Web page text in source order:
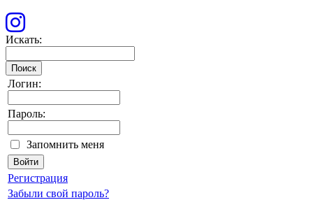
Искать:
Поиск
Логин:
Пароль:
Запомнить меня
Регистрация
Забыли свой пароль?